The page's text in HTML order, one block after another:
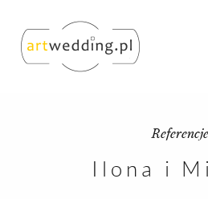
Referencje
Ilona i